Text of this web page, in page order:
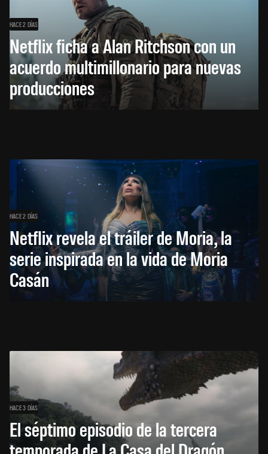
HACE 2 DÍAS
Netflix ficha a Alan Ritchson con un
acuerdo multimillonario para nuevas
producciones
HACE 2 DÍAS
Netflix revela el tráiler de Moria, la
serie inspirada en la vida de Moria
Casán
HACE 3 DÍAS
El séptimo episodio de la tercera